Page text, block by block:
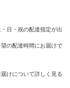
日・祝の配達指定が出
の配達時間にお届けで
届けについて詳しく見る